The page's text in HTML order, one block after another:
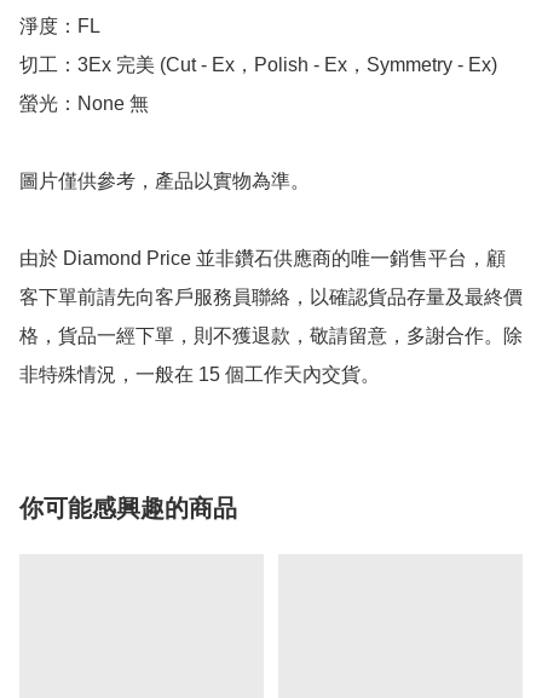
淨度：FL
切工：3Ex 完美 (Cut - Ex，Polish - Ex，Symmetry - Ex)
螢光：None 無
圖片僅供參考，產品以實物為準。
由於 Diamond Price 並非鑽石供應商的唯一銷售平台，顧
客下單前請先向客戶服務員聯絡，以確認貨品存量及最終價
格，貨品一經下單，則不獲退款，敬請留意，多謝合作。除
非特殊情況，一般在 15 個工作天內交貨。
你可能感興趣的商品